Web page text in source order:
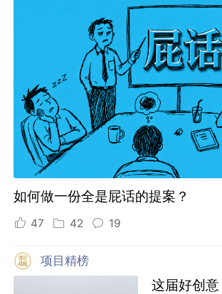
如何做一份全是屁话的提案？
47 42 19
项目精榜
这届好创